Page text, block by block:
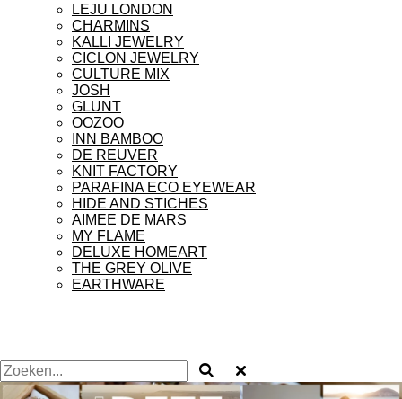
LEJU LONDON
CHARMINS
KALLI JEWELRY
CICLON JEWELRY
CULTURE MIX
JOSH
GLUNT
OOZOO
INN BAMBOO
DE REUVER
KNIT FACTORY
PARAFINA ECO EYEWEAR
HIDE AND STICHES
AIMEE DE MARS
MY FLAME
DELUXE HOMEART
THE GREY OLIVE
EARTHWARE